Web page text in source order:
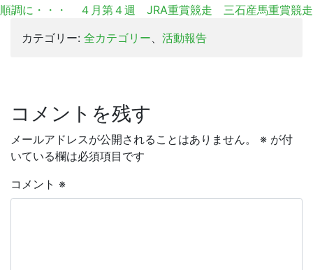
順調に・・・
４月第４週 JRA重賞競走 三石産馬重賞競走
カテゴリー: 全カテゴリー 活動報告
コメントを残す
メールアドレスが公開されることはありません。 ※ が付
いている欄は必須項目です
コメント ※